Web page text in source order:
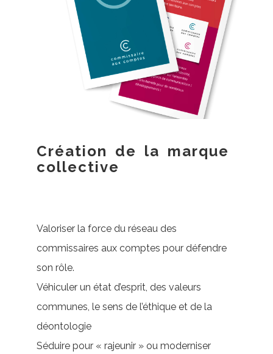
Création de la marque
collective
Valoriser la force du réseau des
commissaires aux comptes pour défendre
son rôle.
Véhiculer un état d’esprit, des valeurs
communes, le sens de l’éthique et de la
déontologie
Séduire pour « rajeunir » ou moderniser